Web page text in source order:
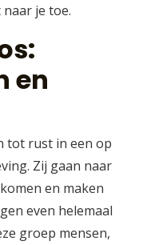
je toe.
en
tot rust in een op
Zij gaan naar
en maken
even helemaal
groep mensen,